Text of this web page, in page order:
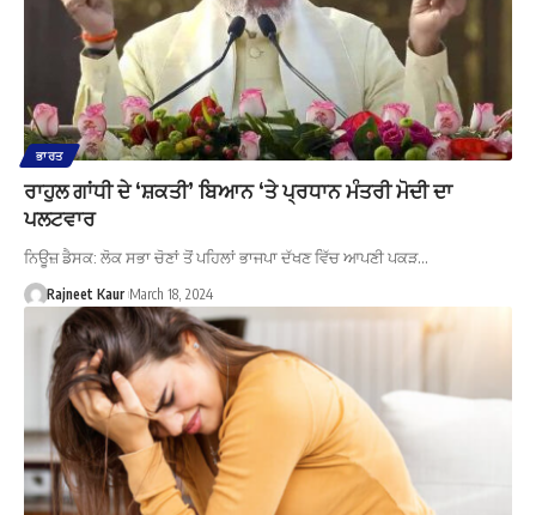
ਭਾਰਤ
ਰਾਹੁਲ ਗਾਂਧੀ ਦੇ ‘ਸ਼ਕਤੀ’ ਬਿਆਨ ‘ਤੇ ਪ੍ਰਧਾਨ ਮੰਤਰੀ ਮੋਦੀ ਦਾ
ਪਲਟਵਾਰ
ਨਿਊਜ਼ ਡੈਸਕ: ਲੋਕ ਸਭਾ ਚੋਣਾਂ ਤੋਂ ਪਹਿਲਾਂ ਭਾਜਪਾ ਦੱਖਣ ਵਿੱਚ ਆਪਣੀ ਪਕੜ…
Rajneet Kaur March 18, 2024